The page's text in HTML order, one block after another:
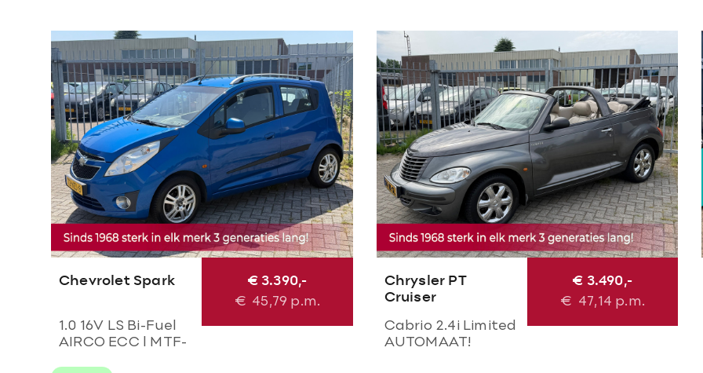
Chevrolet Spark
1.0 16V LS Bi-Fuel
AIRCO ECC l MTF-
€ 3.390,-
€ 45,79 p.m.
Chrysler PT
Cruiser
Cabrio 2.4i Limited
AUTOMAAT!
€ 3.490,-
€ 47,14 p.m.